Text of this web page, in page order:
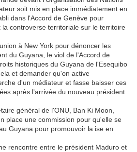
soit mis en place immédiatement en
dans l'Accord de Genève pour
controverse territoriale sur le territoire
à New York pour dénoncer les
du Guyana, le viol de l'Accord de
historiques du Guyana de l'Esequibo
et demander qu'on active
d'un médiateur et fasse baisser ces
après l'arrivée du nouveau président
général de l'ONU, Ban Ki Moon,
place une commission pour qu'elle se
Guyana pour promouvoir la ise en
rencontre entre le président Maduro et